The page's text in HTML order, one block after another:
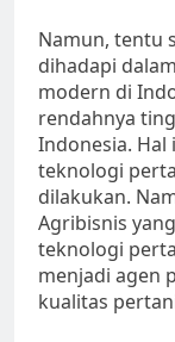
Namun, tentu
dihadapi
modern di
rendahnya
Indonesia.
teknologi
dilakukan.
Agribisnis
teknologi
menjadi agen
kualitas